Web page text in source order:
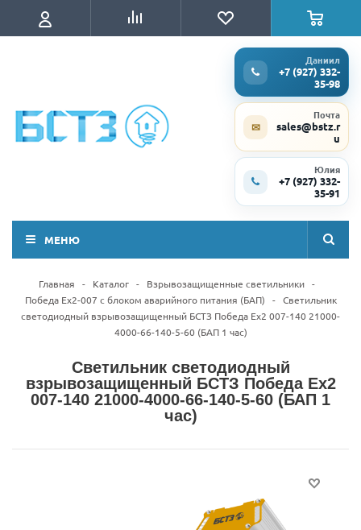
Даниил
+7 (927) 332-
35-98
✉
Почта
sales@bstz.r
u
Юлия
+7 (927) 332-
35-91
МЕНЮ
Главная - Каталог - Взрывозащищенные светильники -
Победа Ex2-007 с блоком аварийного питания (БАП)
- Светильник
светодиодный взрывозащищенный БСТЗ Победа Ex2 007-140 21000-
4000-66-140-5-60 (БАП 1 час)
Светильник светодиодный
взрывозащищенный БСТЗ Победа Ex2
007-140 21000-4000-66-140-5-60 (БАП 1
час)